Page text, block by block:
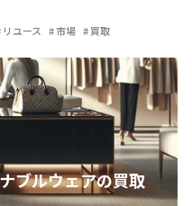
リユース 市場
買取
ブルウェアの買取